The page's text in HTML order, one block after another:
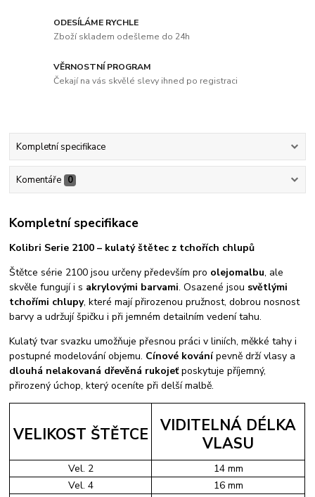
ODESÍLÁME RYCHLE
Zboží skladem odešleme do 24h
VĚRNOSTNÍ PROGRAM
Čekají na vás skvělé slevy ihned po registraci
Kompletní specifikace
Komentáře 0
Kompletní specifikace
Kolibri Serie 2100 – kulatý štětec z tchořích chlupů
Štětce série 2100 jsou určeny především pro olejomalbu, ale
skvěle fungují i s akrylovými barvami. Osazené jsou světlými
tchořími chlupy, které mají přirozenou pružnost, dobrou nosnost
barvy a udržují špičku i při jemném detailním vedení tahu.
Kulatý tvar svazku umožňuje přesnou práci v liniích, měkké tahy i
postupné modelování objemu. Cínové kovánípevně drží vlasy a
dlouhá nelakovaná dřevěná rukojeťposkytuje příjemný,
přirozený úchop, který oceníte při delší malbě.
VELIKOST ŠTĚTCE
VIDITELNÁ DÉLKA
VLASU
Vel. 2
14 mm
Vel. 4
16 mm